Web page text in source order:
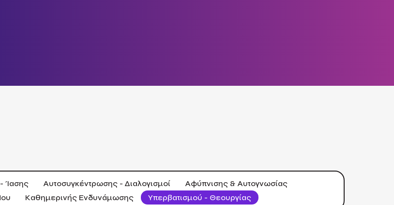
Ίασης Αυτοσυγκέντρωσης - Διαλογισμοί
Αφύπνισης & Αυτογνωσίας
Καθημερινής Ενδυνάμωσης Υπερβατισμού - Θεουργίας